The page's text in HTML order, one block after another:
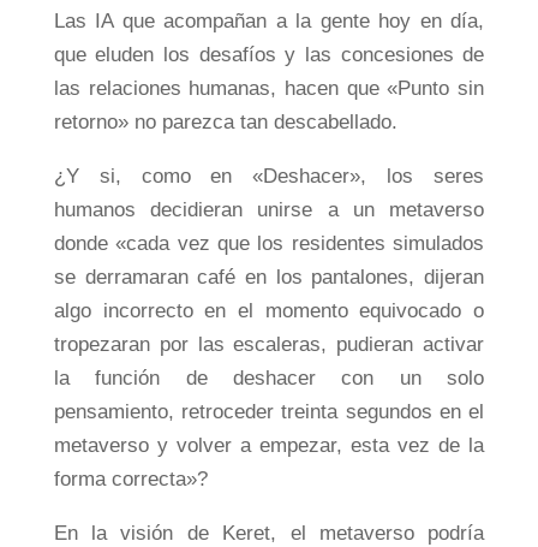
Las IA que acompañan a la gente hoy en día,
que eluden los desafíos y las concesiones de
las relaciones humanas, hacen que «Punto sin
retorno» no parezca tan descabellado.
¿Y si, como en «Deshacer», los seres
humanos decidieran unirse a un metaverso
donde «cada vez que los residentes simulados
se derramaran café en los pantalones, dijeran
algo incorrecto en el momento equivocado o
tropezaran por las escaleras, pudieran activar
la función de deshacer con un solo
pensamiento, retroceder treinta segundos en el
metaverso y volver a empezar, esta vez de la
forma correcta»?
En la visión de Keret, el metaverso podría